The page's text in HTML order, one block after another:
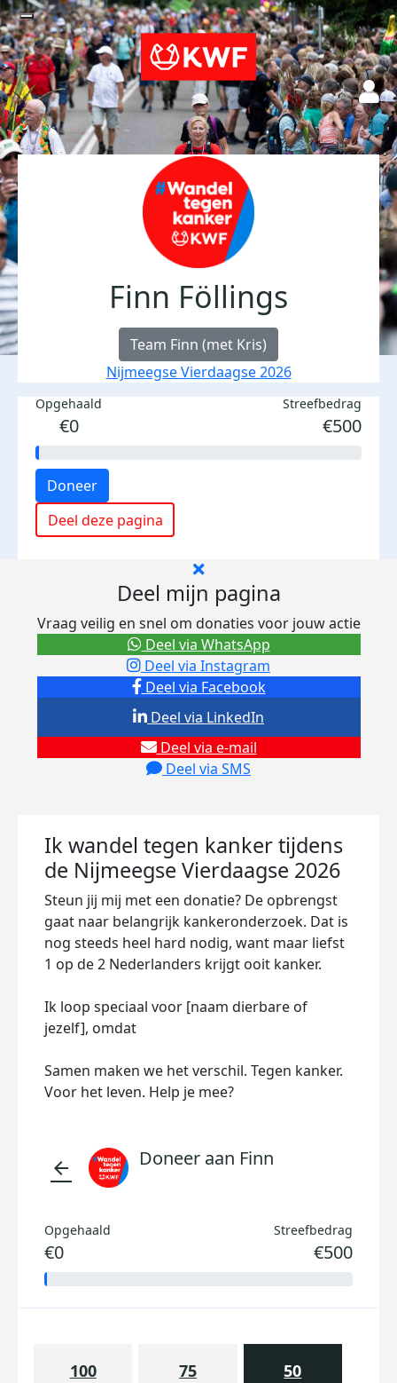
Finn Föllings
Team Finn (met Kris)
Nijmeegse Vierdaagse 2026
Opgehaald
€0
Streefbedrag
€500
Doneer
Deel deze pagina
Deel mijn pagina
Vraag veilig en snel om donaties voor jouw actie
Deel via Facebook
Deel via Instagram
Deel via e-mail
Deel via SMS
Deel via LinkedIn
Deel via WhatsApp
Ik wandel tegen kanker tijdens
de Nijmeegse Vierdaagse 2026
Steun jij mij met een donatie? De opbrengst
gaat naar belangrijk kankeronderzoek. Dat is
nog steeds heel hard nodig, want maar liefst
1 op de 2 Nederlanders krijgt ooit kanker.
Ik loop speciaal voor [naam dierbare of
jezelf], omdat
Samen maken we het verschil. Tegen kanker.
Voor het leven. Help je mee?
arrow_back Doneer aan Finn
Opgehaald
€0
Streefbedrag
€500
100 75 50